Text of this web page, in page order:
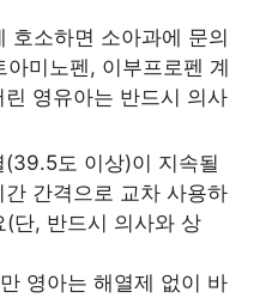
호소하면 소아과에 문의
미노펜, 이부프로펜 계
영유아는 반드시 의사
(39.5도 이상)이 지속될
간격으로 교차 사용하
(단, 반드시 의사와 상
영아는 해열제 없이 바